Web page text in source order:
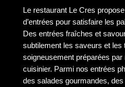
Le restaurant Le Cres
d’entrées pour satisfaire les
Des entrées fraîches et
subtilement les saveurs et les
soigneusement préparées
cuisinier. Parmi nos entrées
des salades gourmandes,